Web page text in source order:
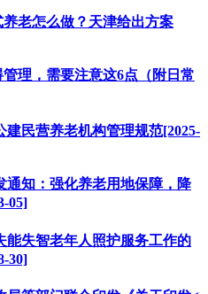
老怎么做？天津给出方案
理，需要注意这6点（附日常
建民营养老机构管理规范[2025-
通知：强化养老用地保障，降
05]
能失智老年人照护服务工作的
30]